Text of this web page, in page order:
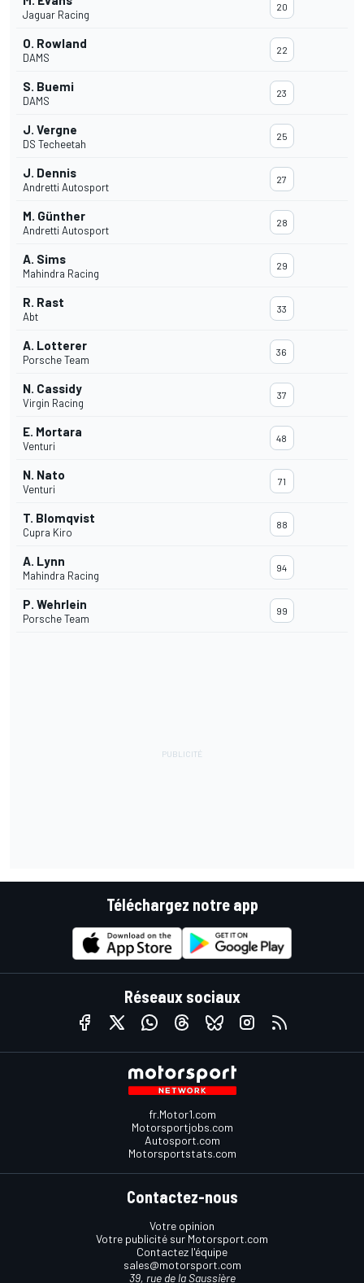
Jaguar Racing
20
O. Rowland
DAMS
22
S. Buemi
DAMS
23
J. Vergne
DS Techeetah
25
J. Dennis
Andretti Autosport
27
M. Günther
Andretti Autosport
28
A. Sims
Mahindra Racing
29
R. Rast
Abt
33
A. Lotterer
Porsche Team
36
N. Cassidy
Virgin Racing
37
E. Mortara
Venturi
48
N. Nato
Venturi
71
T. Blomqvist
Cupra Kiro
88
A. Lynn
Mahindra Racing
94
P. Wehrlein
Porsche Team
99
Téléchargez notre app
Réseaux sociaux
fr.Motor1.com
Motorsportjobs.com
Autosport.com
Motorsportstats.com
Contactez-nous
Votre opinion
Votre publicité sur Motorsport.com
Contactez l'équipe
sales@motorsport.com
39, rue de la Saussière